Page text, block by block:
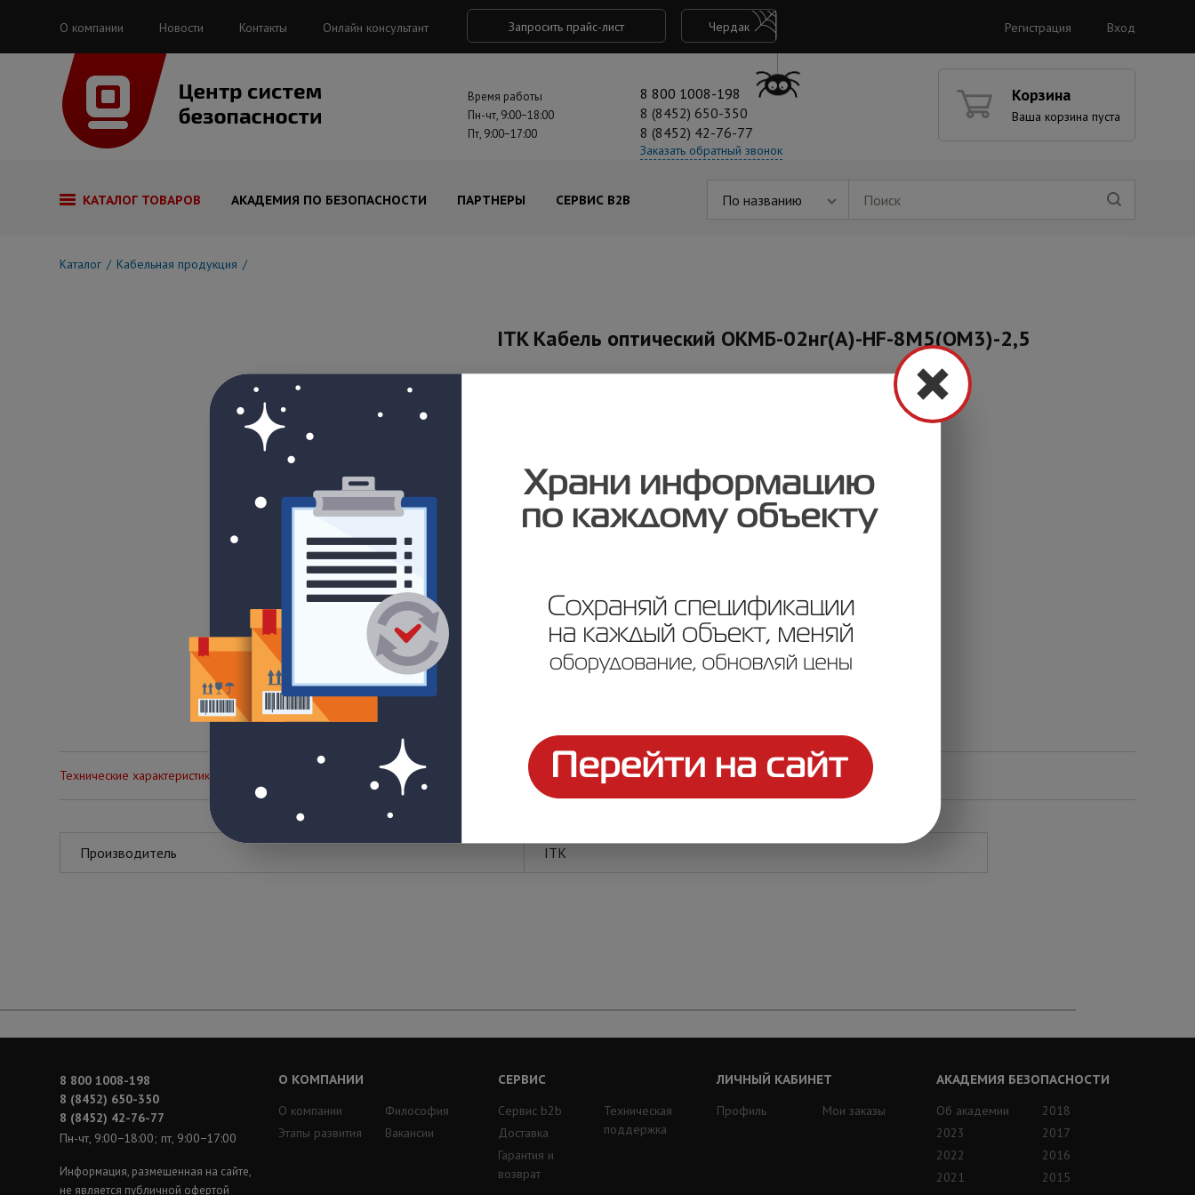
О компании Новости Контакты Онлайн консультант Запросить прайс-лист Чердак Регистрация Вход
Время работы
Пн-чт, 9:00−18:00
Пт, 9:00−17:00
8 800 1008-198
8 (8452) 650-350
8 (8452) 42-76-77
Заказать обратный звонок
Корзина
Ваша корзина пуста
КАТАЛОГ ТОВАРОВ АКАДЕМИЯ ПО БЕЗОПАСНОСТИ ПАРТНЕРЫ СЕРВИС B2B По названию
Каталог Кабельная продукция
ITK Кабель оптический ОКМБ-02нг(А)-HF-8М5(OM3)-2,5
Технические характеристики
Производитель ITK
8 800 1008-198
8 (8452) 650-350
8 (8452) 42-76-77
Пн-чт, 9:00−18:00; пт, 9:00−17:00
Информация, размещенная на сайте,
не является публичной офертой
О КОМПАНИИ
О компании
Этапы развития
Философия
Вакансии
СЕРВИС
Сервис b2b
Доставка
Гарантия и
возврат
Техническая
поддержка
ЛИЧНЫЙ КАБИНЕТ
Профиль
Мои заказы
АКАДЕМИЯ БЕЗОПАСНОСТИ
Об академии
2023
2022
2021
2018
2017
2016
2015